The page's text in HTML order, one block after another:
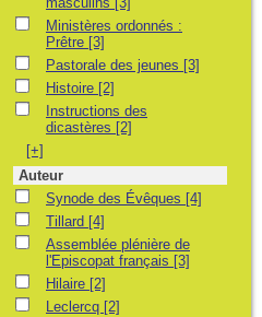
Ministères ordonnés : Prêtre
Ministères ordonnés :
Prêtre [3]
Pastorale des jeunes
Pastorale des jeunes [3]
HistoireHistoire [2]
Instructions des dicastères
Instructions des
dicastères [2]
[+]
Auteur
Synode des Évêques
Synode des Évêques [4]
TillardTillard [4]
Assemblée plénière de l'Episcopat
Assemblée plénière de
l'Episcopat français [3]
HilaireHilaire [2]
LeclercqLeclercq [2]